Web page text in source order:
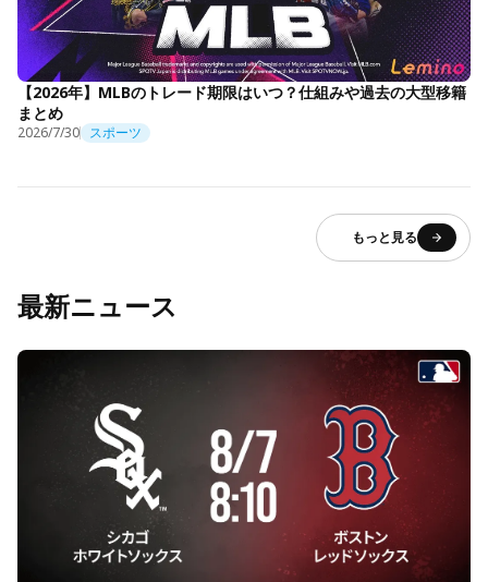
【2026年】MLBのトレード期限はいつ？仕組みや過去の大型移籍
まとめ
2026/7/30 スポーツ
もっと見る
最新ニュース